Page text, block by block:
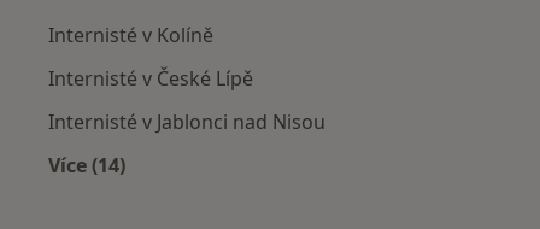
Internisté v Kolíně
Internisté v České Lípě
Internisté v Jablonci nad Nisou
Více (14)